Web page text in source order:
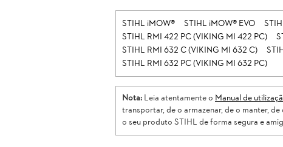
STIHL iMOW® STIHL iMOW® EVO
STIHL RMI 422 PC (VIKING MI 422 PC)
STIHL RMI 632 C (VIKING MI 632 C)
STIHL RMI 632 PC (VIKING MI 632 PC)
Nota: Leia atentamente o Manual de
transportar, de o armazenar, de o manter,
o seu produto STIHL de forma segura e